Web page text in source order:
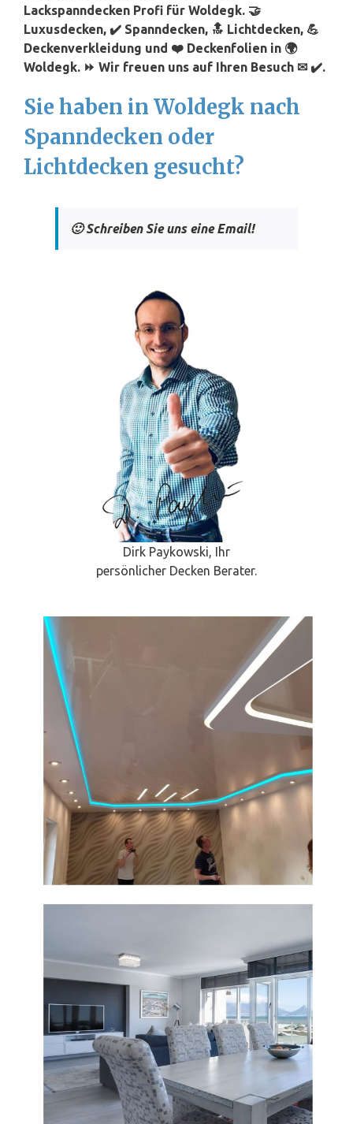
Lackspanndecken Profi für Woldegk. 🤝
Luxusdecken, ✔️ Spanndecken, 🔝 Lichtdecken, 💪
Deckenverkleidung und ❤️ Deckenfolien in 🌍
Woldegk. ⏩ Wir freuen uns auf Ihren Besuch ✉ ✔️.
Sie haben in Woldegk nach
Spanndecken oder
Lichtdecken gesucht?
🙂 Schreiben Sie uns eine Email!
Dirk Paykowski, Ihr
persönlicher Decken Berater.